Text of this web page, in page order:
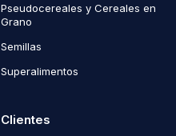
Pseudocereales y Cereales en
Grano
Semillas
Superalimentos
Clientes